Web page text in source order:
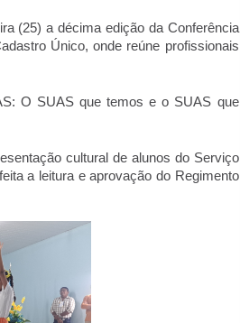
(25) a décima edição da Conferência
Único, onde reúne profissionais
O SUAS que temos e o SUAS que
cultural de alunos do Serviço
a leitura e aprovação do Regimento